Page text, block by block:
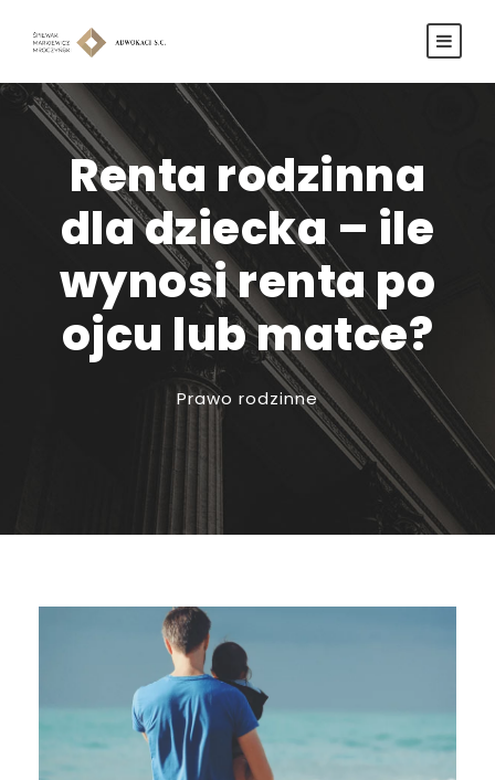
Renta rodzinna
dla dziecka – ile
wynosi renta po
ojcu lub matce?
Prawo rodzinne